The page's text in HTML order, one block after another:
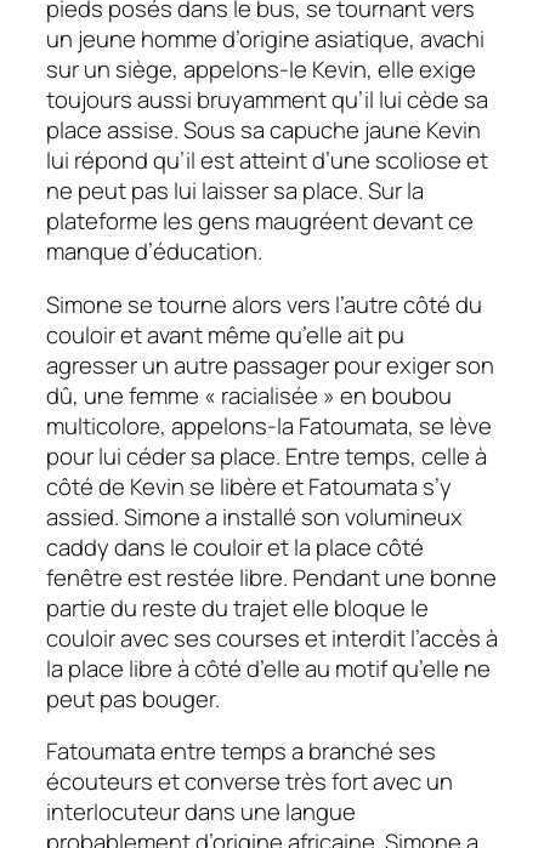
pieds posés dans le bus, se tournant vers
un jeune homme d’origine asiatique, avachi
sur un siège, appelons-le Kevin, elle exige
toujours aussi bruyamment qu’il lui cède sa
place assise. Sous sa capuche jaune Kevin
lui répond qu’il est atteint d’une scoliose et
ne peut pas lui laisser sa place. Sur la
plateforme les gens maugréent devant ce
manque d’éducation.
Simone se tourne alors vers l’autre côté du
couloir et avant même qu’elle ait pu
agresser un autre passager pour exiger son
dû, une femme « racialisée » en boubou
multicolore, appelons-la Fatoumata, se lève
pour lui céder sa place. Entre temps, celle à
côté de Kevin se libère et Fatoumata s’y
assied. Simone a installé son volumineux
caddy dans le couloir et la place côté
fenêtre est restée libre. Pendant une bonne
partie du reste du trajet elle bloque le
couloir avec ses courses et interdit l’accès à
la place libre à côté d’elle au motif qu’elle ne
peut pas bouger.
Fatoumata entre temps a branché ses
écouteurs et converse très fort avec un
interlocuteur dans une langue